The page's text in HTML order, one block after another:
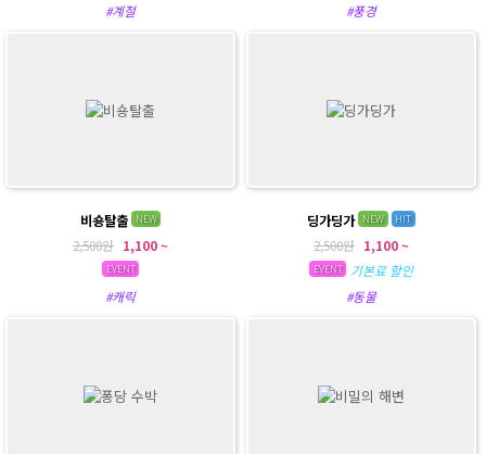
#계절
#풍경
비숑탈출 NEW
2,500원 1,100 ~
EVENT
#캐릭
딩가딩가 NEW HIT
2,500원 1,100 ~
EVENT
기본료 할인
#동물